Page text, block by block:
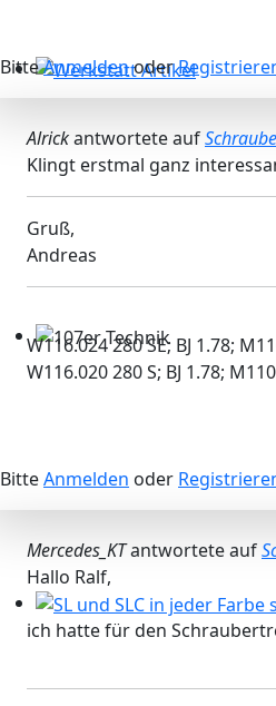
Werkstatt Artikel
107er Technik
SL und SLC in jeder Farbe
BitteAnmeldenoder
Alrickantwortete auf
Klingt erstmal ganz
Gruß,
Andreas
W116.024 280 SE; BJ 1.78;
W116.020 280 S; BJ 1.78;
BitteAnmelden oder
Mercedes_KTantwortete auf
Hallo Ralf,
ich hatte für den